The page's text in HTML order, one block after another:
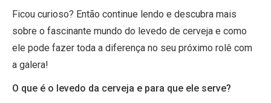
Ficou curioso? Então continue lendo e descubra mais
sobre o fascinante mundo do levedo de cerveja e como
ele pode fazer toda a diferença no seu próximo rolê com
a galera!
O que é o levedo da cerveja e para que ele serve?